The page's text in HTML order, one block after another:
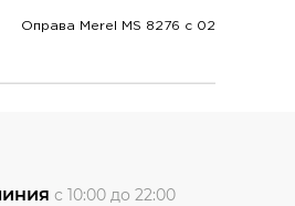
Оправа Merel MS 8276 с 02
с 10:00 до 22:00